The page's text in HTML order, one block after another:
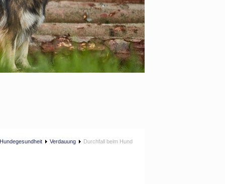
Hundegesundheit Verdauung Durchfall beim Hund